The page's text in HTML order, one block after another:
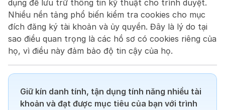
dụng để lưu trữ thông tin kỹ thuật cho trình duyệt.
Nhiều nền tảng phổ biến kiểm tra cookies cho mục
đích đăng ký tài khoản và ủy quyền. Đây là lý do tại
sao điều quan trọng là các hồ sơ có cookies riêng của
họ, vì điều này đảm bảo độ tin cậy của họ.
Giữ kín danh tính, tận dụng tính năng nhiều tài
khoản và đạt được mục tiêu của bạn với trình